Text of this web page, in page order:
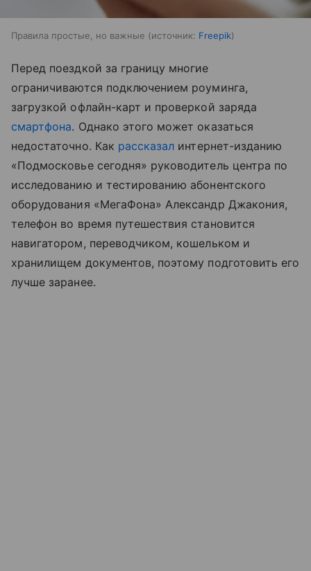
Правила простые, но важные источник: Freepik
Перед поездкой за границу многие
ограничиваются подключением роуминга,
загрузкой офлайн-карт и проверкой заряда
смартфона. Однако этого может оказаться
недостаточно. Как рассказал интернет-изданию
«Подмосковье сегодня» руководитель центра по
исследованию и тестированию абонентского
оборудования «МегаФона» Александр Джакония,
телефон во время путешествия становится
навигатором, переводчиком, кошельком и
хранилищем документов, поэтому подготовить его
лучше заранее.